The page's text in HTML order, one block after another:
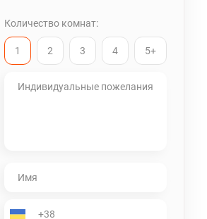
Количество комнат:
1 2 3 4 5+